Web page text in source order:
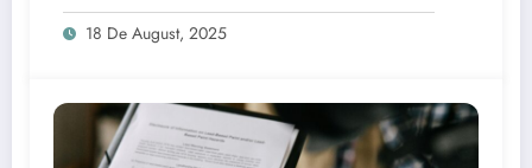
18 De August, 2025